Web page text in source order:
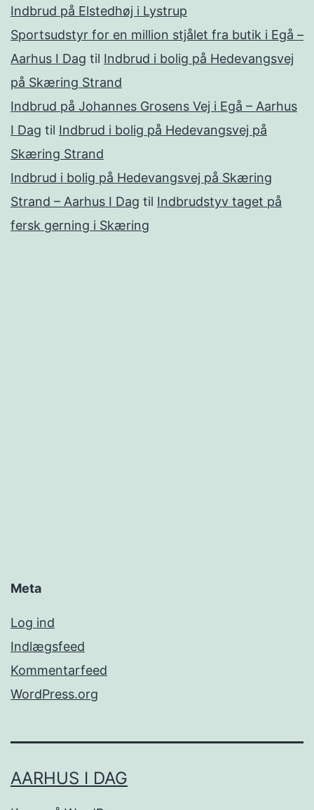
Indbrud på Elstedhøj i Lystrup
Sportsudstyr for en million stjålet fra butik i Egå –
Aarhus I Dag til Indbrud i bolig på Hedevangsvej
på Skæring Strand
Indbrud på Johannes Grosens Vej i Egå – Aarhus
I Dag til Indbrud i bolig på Hedevangsvej på
Skæring Strand
Indbrud i bolig på Hedevangsvej på Skæring
Strand – Aarhus I Dag til Indbrudstyv taget på
fersk gerning i Skæring
Meta
Log ind
Indlægsfeed
Kommentarfeed
WordPress.org
AARHUS I DAG